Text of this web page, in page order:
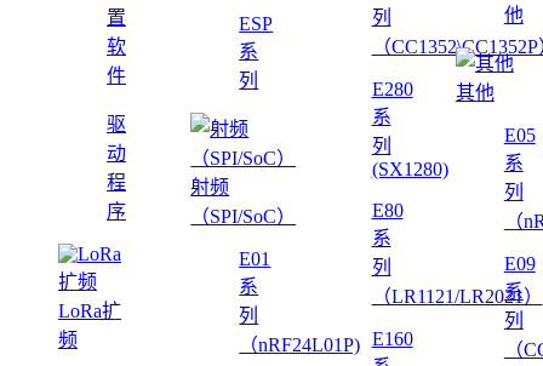
置
软
件
驱
动
程
序
LoRa扩
频
ESP
系
列
射频
（SPI/SoC）
E01
系
列
（nRF24L01P)
列
（
E280
系
列
(SX1280)
E80
系
列
（LR1121/LR2021）
E160
他
其他
E05
系
列
（
E09
系
列
（